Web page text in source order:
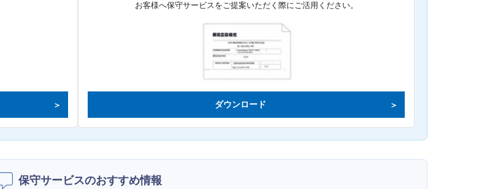
お客様へ保守サービスをご提案いただく際にご活用ください。
ダウンロード
保守サービスのおすすめ情報